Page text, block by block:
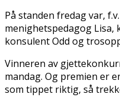
På standen fredag var,
menighetspedagog Lisa,
konsulent Odd og
Vinneren av
mandag. Og premien er
som tippet riktig, så